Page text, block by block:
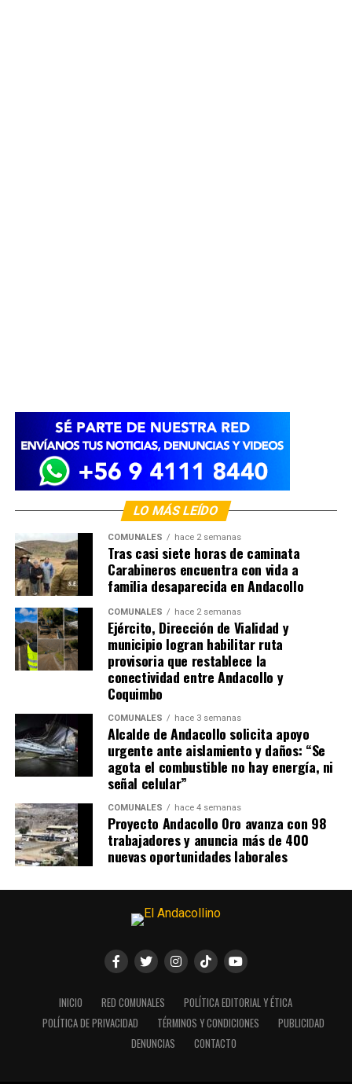
LO MÁS LEÍDO
COMUNALES hace 2 semanas
Tras casi siete horas de caminata
Carabineros encuentra con vida a
familia desaparecida en Andacollo
COMUNALES hace 2 semanas
Ejército, Dirección de Vialidad y
municipio logran habilitar ruta
provisoria que restablece la
conectividad entre Andacollo y
Coquimbo
COMUNALES hace 3 semanas
Alcalde de Andacollo solicita apoyo
urgente ante aislamiento y daños: “Se
agota el combustible no hay energía, ni
señal celular”
COMUNALES hace 4 semanas
Proyecto Andacollo Oro avanza con 98
trabajadores y anuncia más de 400
nuevas oportunidades laborales
INICIO RED COMUNALES
POLÍTICA EDITORIAL Y ÉTICA
POLÍTICA DE PRIVACIDAD
TÉRMINOS Y CONDICIONES
PUBLICIDAD
DENUNCIAS
CONTACTO